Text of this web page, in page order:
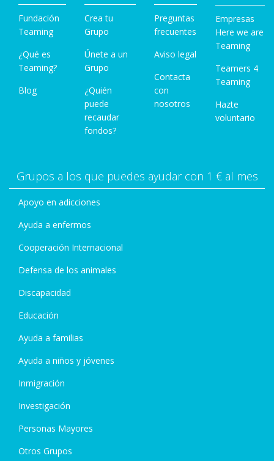
Fundación
Teaming
¿Qué es
Teaming?
Blog
Crea tu
Grupo
Únete a un
Grupo
¿Quién
puede
recaudar
fondos?
Preguntas
frecuentes
Aviso legal
Contacta
con
nosotros
Empresas
Here we are
Teaming
Teamers 4
Teaming
Hazte
voluntario
Grupos a los que puedes ayudar con 1 € al mes
Apoyo en adicciones
Ayuda a enfermos
Cooperación Internacional
Defensa de los animales
Discapacidad
Educación
Ayuda a familias
Ayuda a niños y jóvenes
Inmigración
Investigación
Personas Mayores
Otros Grupos